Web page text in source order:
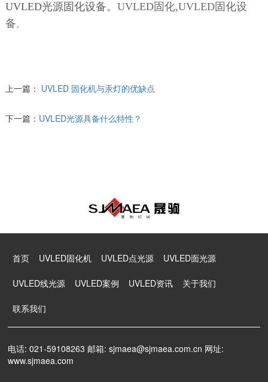
UVLED光源固化设备。 UVLED固化,UVLED固化设
备。
上一篇： UVLED 固化机与汞灯的优缺点
下一篇： UVLED光源具备什么特性？
首页 UVLED固化机 UVLED点光源 UVLED面光源
UVLED线光源 UVLED案例 UVLED资讯 关于我们
联系我们
电话: 021-59108263 邮箱: sjmaea@sjmaea.com.cn 网址:
www.sjmaea.com